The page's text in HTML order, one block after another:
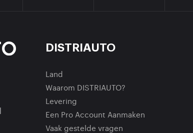
|
DISTRIAUTO
Land
Waarom DISTRIAUTO?
Levering
Een Pro Account Aanmaken
Vaak gestelde vragen